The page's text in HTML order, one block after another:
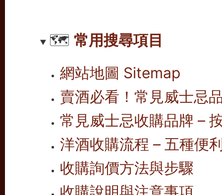
🗺️ 常用搜尋項目
網站地圖 Sitemap
賣酒必看！常見威士忌
常見威士忌收購品牌 –
洋酒收購流程 – 五種便
收購詢價方法與步驟
收購說明與注意事項